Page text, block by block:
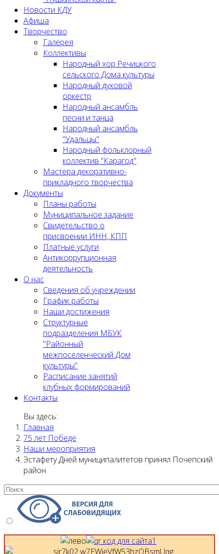
Новости КДУ
Афиша
Творчество
Галерея
Коллективы
Народный хор Речицкого
сельского Дома культуры
Народный духовой
оркестр
Народный ансамбль
песни и танца
Народный ансамбль
"Удальцы"
Народный фольклорный
коллектив "Карагод"
Мастера декоративно-
прикладного творчества
Документы
Планы работы
Муниципальное задание
Cвидетельство о
присвоении ИНН, КПП
Платные услуги
Антикоррупционная
деятельность
О нас
Сведения об учреждении
График работы
Наши достижения
Структурные
подразделения МБУК
"Районный
межпоселенческий Дом
культуры"
Расписание занятий
клубных формирований
Контакты
Вы здесь:
Главная
75 лет Победе
Наши мероприятия
Эстафету Дней муниципалитетов принял Почепский
район